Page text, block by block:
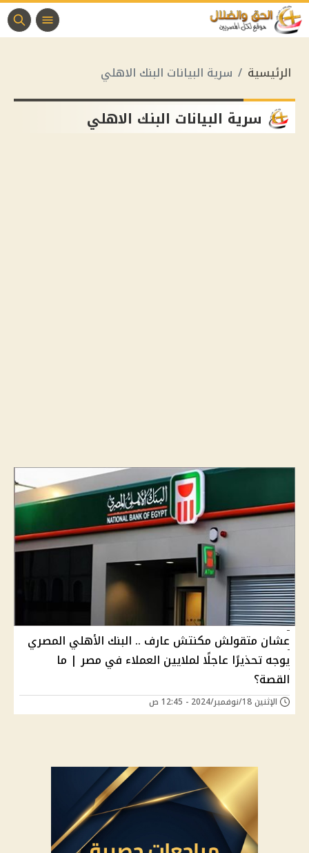
الرئيسية سرية البيانات البنك الاهلي
سرية البيانات البنك الاهلي
عشان متقولش مكنتش عارف .. البنك الأهلي المصري
يوجه تحذيرًا عاجلًا لملايين العملاء في مصر | ما
القصة؟
الإثنين 18/نوفمبر/2024 - 12:45 ص